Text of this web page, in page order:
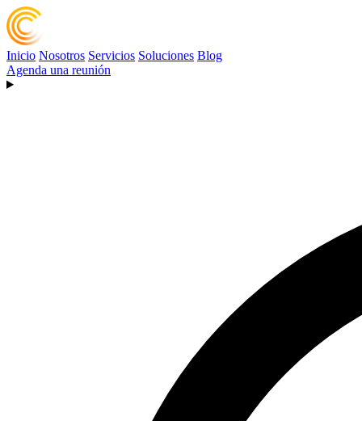
Inicio Nosotros Servicios Soluciones Blog
Agenda una reunión